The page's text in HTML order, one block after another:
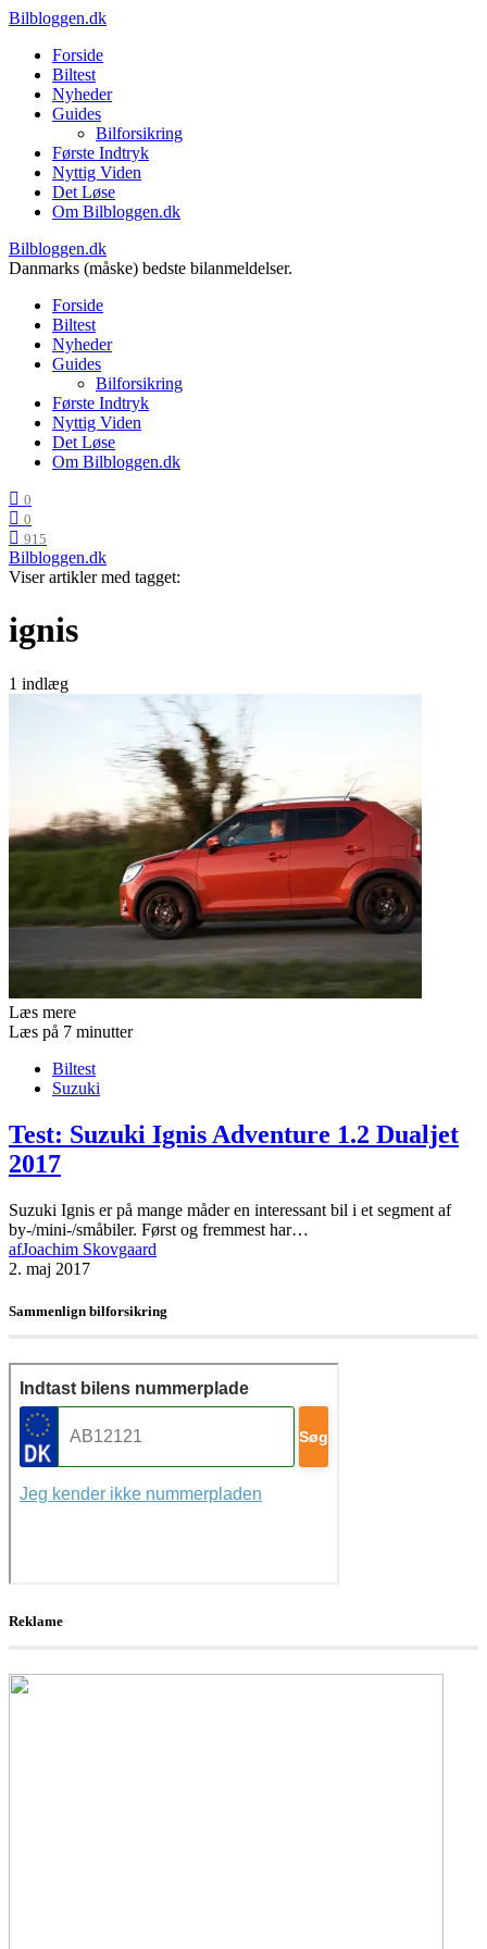
Bilbloggen.dk
Forside
Biltest
Nyheder
Guides
Bilforsikring
Første Indtryk
Nyttig Viden
Det Løse
Om Bilbloggen.dk
Bilbloggen.dk
Danmarks (måske) bedste bilanmeldelser.
Forside
Biltest
Nyheder
Guides
Bilforsikring
Første Indtryk
Nyttig Viden
Det Løse
Om Bilbloggen.dk
0
0
915
Bilbloggen.dk
Viser artikler med tagget:
ignis
1 indlæg
Læs mere
Læs på 7 minutter
Biltest
Suzuki
Test: Suzuki Ignis Adventure 1.2 Dualjet
2017
Suzuki Ignis er på mange måder en interessant bil i et segment af
by-/mini-/småbiler. Først og fremmest har…
afJoachim Skovgaard
2. maj 2017
Sammenlign bilforsikring
Reklame